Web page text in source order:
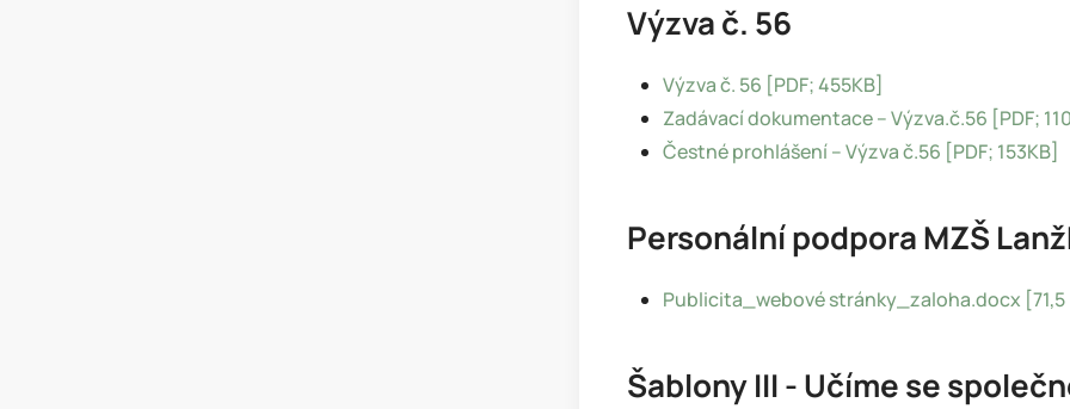
Výzva č. 56
Výzva č. 56 [PDF; 455KB]
Zadávací dokumentace – Výzva.č.56 [PDF;
Čestné prohlášení – Výzva č.56 [PDF; 153KB]
Personální podpora MZŠ
Publicita_webové stránky_zaloha.docx [71,5
Šablony III - Učíme se